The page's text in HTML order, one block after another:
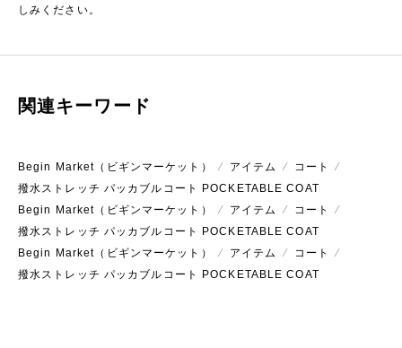
しみください。
関連キーワード
Begin Market（ビギンマーケット） ⁄ アイテム ⁄ コート
⁄
撥水ストレッチ パッカブルコート POCKETABLE COAT
Begin Market（ビギンマーケット）
⁄ アイテム ⁄ コート
⁄
撥水ストレッチ パッカブルコート POCKETABLE COAT
Begin Market（ビギンマーケット）
⁄ アイテム ⁄ コート
⁄
撥水ストレッチ パッカブルコート POCKETABLE COAT